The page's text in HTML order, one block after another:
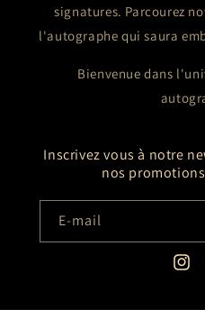
signatures. Parcourez
l'autographe qui saura
Bienvenue dans
Inscrivez vous à notre
nos
E-mail